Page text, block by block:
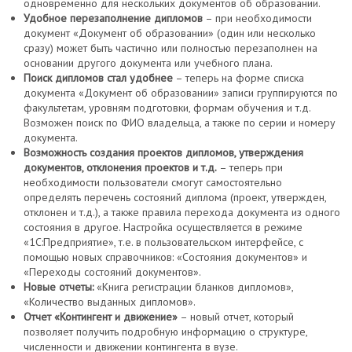
одновременно для нескольких документов об образовании.
Удобное перезаполнение дипломов – при необходимости
документ «Документ об образовании» (один или несколько
сразу) может быть частично или полностью перезаполнен на
основании другого документа или учебного плана.
Поиск дипломов стал удобнее – теперь на форме списка
документа «Документ об образовании» записи группируются по
факультетам, уровням подготовки, формам обучения и т.д.
Возможен поиск по ФИО владельца, а также по серии и номеру
документа.
Возможность создания проектов дипломов, утверждения
документов, отклонения проектов и т.д. – теперь при
необходимости пользователи смогут самостоятельно
определять перечень состояний диплома (проект, утвержден,
отклонен и т.д.), а также правила перехода документа из одного
состояния в другое. Настройка осуществляется в режиме
«1С:Предприятие», т.е. в пользовательском интерфейсе, с
помощью новых справочников: «Состояния документов» и
«Переходы состояний документов».
Новые отчеты:«Книга регистрации бланков дипломов»,
«Количество выданных дипломов».
Отчет «Контингент и движение» – новый отчет, который
позволяет получить подробную информацию о структуре,
численности и движении контингента в вузе.